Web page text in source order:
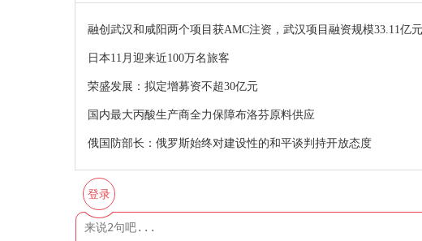
融创武汉和咸阳两个项目获AMC注资，武汉项目融资规模33.11亿元
日本11月迎来近100万名旅客
荣盛发展：拟定增募资不超30亿元
国内最大丙酸生产商全力保障布洛芬原料供应
俄国防部长：俄罗斯始终对建设性的和平谈判持开放态度
登录